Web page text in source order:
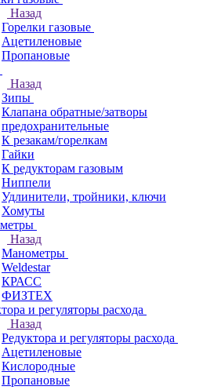
Назад
Горелки газовые
Ацетиленовые
Пропановые
Назад
Зипы
Клапана обратные/затворы
предохранительные
К резакам/горелкам
Гайки
К редукторам газовым
Ниппели
Удлинители, тройники, ключи
Хомуты
Назад
Манометры
Weldestar
КРАСС
ФИЗТЕХ
и регуляторы расхода
Назад
Редуктора и регуляторы расхода
Ацетиленовые
Кислородные
Пропановые